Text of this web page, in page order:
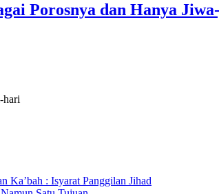
Porosnya dan Hanya
hari
Ka’bah : Isyarat Panggilan Jihad